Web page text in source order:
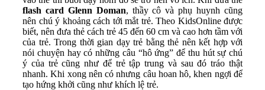
flash card Glenn Doman, thầy cô và phụ huynh cũng
nên chú ý khoảng cách tới mắt trẻ. Theo KidsOnline được
biết, nên đưa thẻ cách trẻ 45 đến 60 cm và cao hơn tầm với
của trẻ. Trong thời gian dạy trẻ bằng thẻ nên kết hợp với
nói chuyện hay có những câu “hô ứng” để thu hút sự chú
ý của trẻ cũng như để trẻ tập trung và sau đó tráo thật
nhanh. Khi xong nên có nhưng câu hoan hô, khen ngợi để
tạo hứng khởi cũng như khích lệ trẻ.